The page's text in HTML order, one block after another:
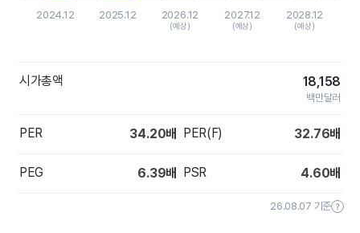
2024.12 2025.12 2026.12
(예상)
2027.12
(예상)
2028.12
(예상)
시가총액 18,158
백만달러
PER 34.20배 PER(F) 32.76배
PEG 6.39배 PSR 4.60배
26.08.07 기준